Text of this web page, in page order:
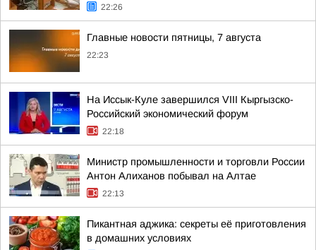
22:26
Главные новости пятницы, 7 августа
22:23
На Иссык-Куле завершился VIII Кыргызско-
Российский экономический форум
22:18
Министр промышленности и торговли России
Антон Алиханов побывал на Алтае
22:13
Пикантная аджика: секреты её приготовления
в домашних условиях